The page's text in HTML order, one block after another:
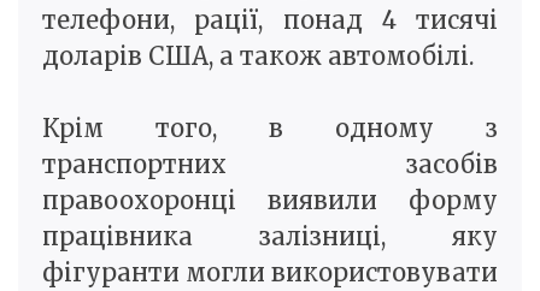
телефони, рації, понад 4 тисячі
доларів США, а також автомобілі.
Крім того, в одному з
транспортних засобів
правоохоронці виявили форму
працівника залізниці, яку
фігуранти могли використовувати